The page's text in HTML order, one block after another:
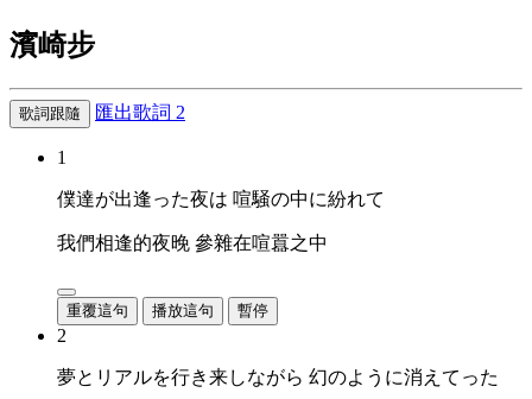
濱崎步
歌詞跟隨 匯出歌詞 2
1
僕達が出逢った夜は 喧騒の中に紛れて
我們相逢的夜晚 參雜在喧囂之中
重覆這句 播放這句 暫停
2
夢とリアルを行き来しながら 幻のように消えてった